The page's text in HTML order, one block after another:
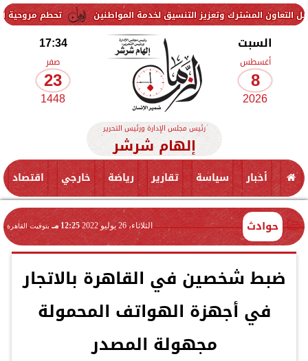
تحطم مروحية أثناء مكافحة وتعزيز التنسيق لخدمة المواطنين
السبت
أغسطس
8
2026
17:34
صفر
23
1448
رئيس مجلس الإدارة ورئيس التحرير
إلهام شرشر
أخبار سياسة تقارير رياضة خارجي اقتصاد
حوادث الثلاثاء، 26 يوليو 2022 12:25 مـ بتوقيت القاهرة
ضبط شخصين في القاهرة بالاتجار
في أجهزة الهواتف المحمولة
مجهولة المصدر